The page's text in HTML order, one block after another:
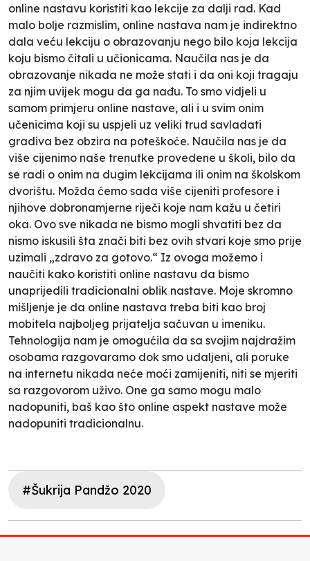
online nastavu koristiti kao lekcije za dalji rad. Kad
malo bolje razmislim, online nastava nam je indirektno
dala veću lekciju o obrazovanju nego bilo koja lekcija
koju bismo čitali u učionicama. Naučila nas je da
obrazovanje nikada ne može stati i da oni koji tragaju
za njim uvijek mogu da ga nađu. To smo vidjeli u
samom primjeru online nastave, ali i u svim onim
učenicima koji su uspjeli uz veliki trud savladati
gradiva bez obzira na poteškoće. Naučila nas je da
više cijenimo naše trenutke provedene u školi, bilo da
se radi o onim na dugim lekcijama ili onim na školskom
dvorištu. Možda ćemo sada više cijeniti profesore i
njihove dobronamjerne riječi koje nam kažu u četiri
oka. Ovo sve nikada ne bismo mogli shvatiti bez da
nismo iskusili šta znači biti bez ovih stvari koje smo prije
uzimali „zdravo za gotovo.“ Iz ovoga možemo i
naučiti kako koristiti online nastavu da bismo
unaprijedili tradicionalni oblik nastave. Moje skromno
mišljenje je da online nastava treba biti kao broj
mobitela najboljeg prijatelja sačuvan u imeniku.
Tehnologija nam je omogućila da sa svojim najdražim
osobama razgovaramo dok smo udaljeni, ali poruke
na internetu nikada neće moći zamijeniti, niti se mjeriti
sa razgovorom uživo. One ga samo mogu malo
nadopuniti, baš kao što online aspekt nastave može
nadopuniti tradicionalnu.
#Šukrija Pandžo 2020